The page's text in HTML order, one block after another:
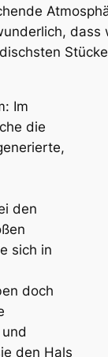
dass
Stücke
Im
die
den
sich in
doch
den Hals